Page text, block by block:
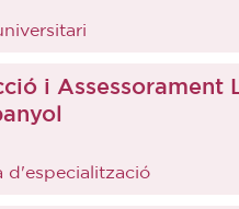
i Assessorament
d'especialització